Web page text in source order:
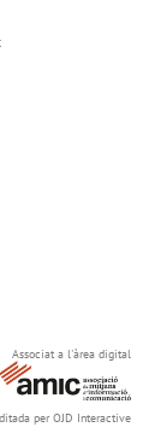
Associat a l'àrea digital
per OJD Interactive